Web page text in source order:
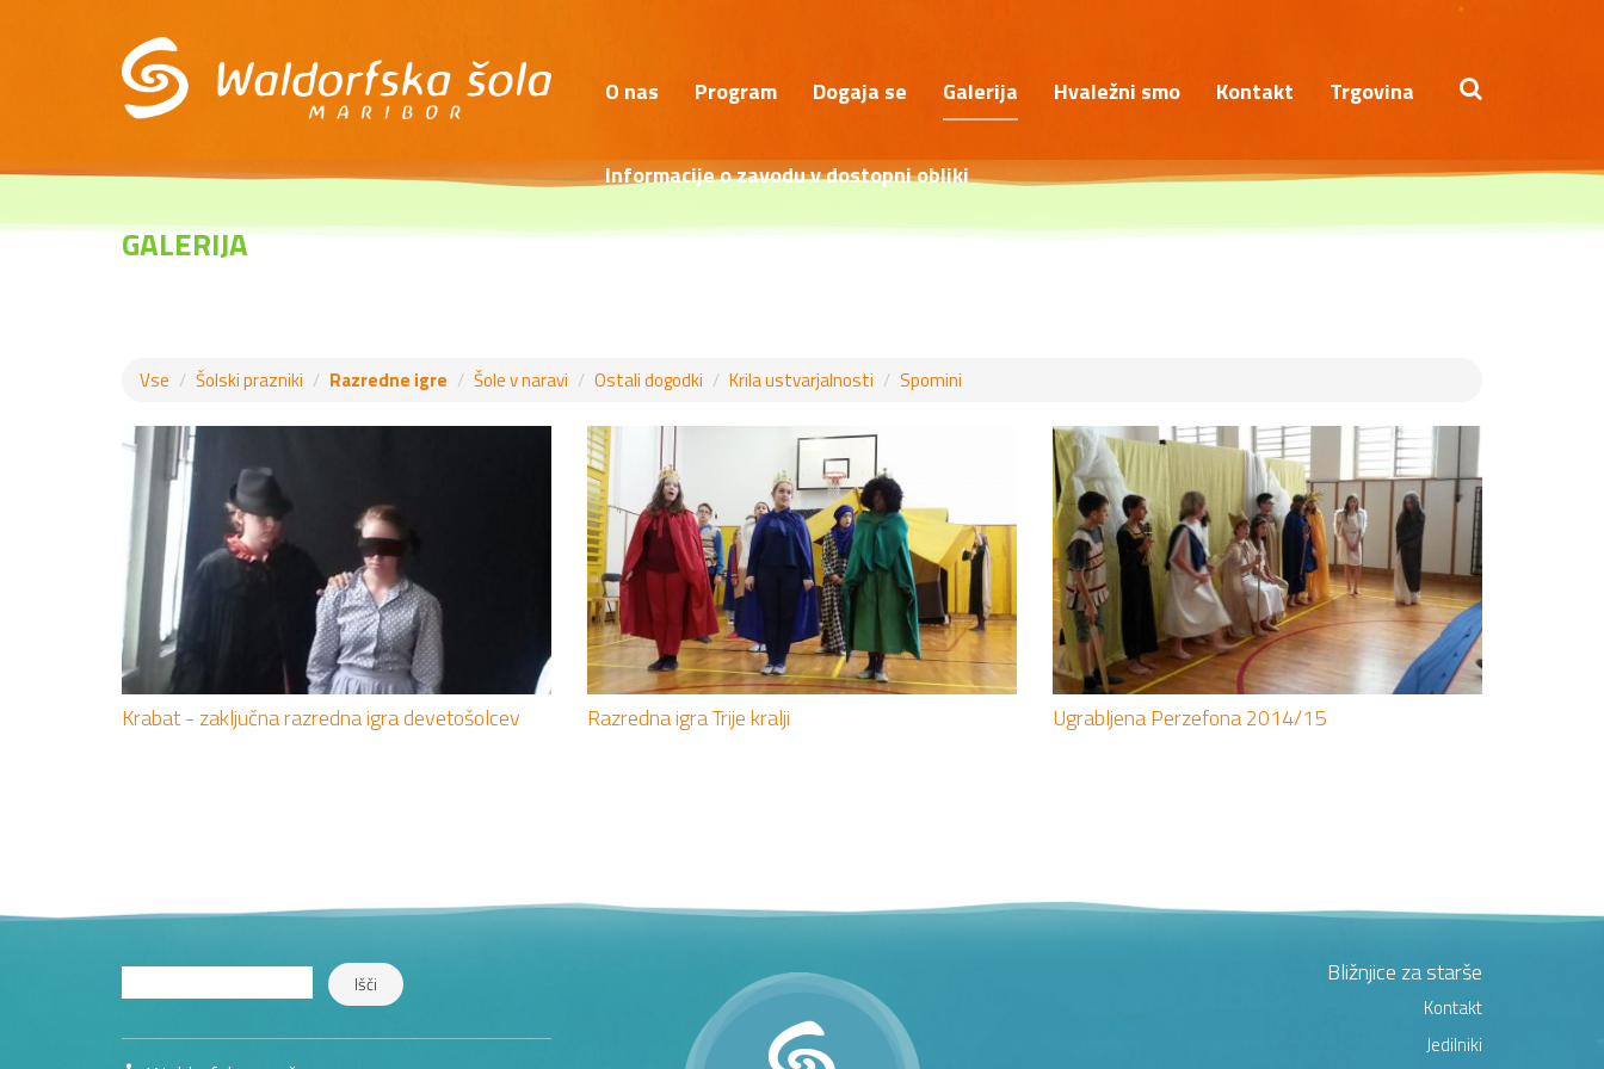
*
O nas Program Dogaja se Galerija Hvaležni smo Kontakt Trgovina
Informacije o zavodu v dostopni obliki
GALERIJA
Vse Šolski prazniki Razredne igre Šole v naravi Ostali dogodki Krila ustvarjalnosti Spomini
Krabat - zaključna razredna igra devetošolcev Razredna igra Trije kralji Ugrabljena Perzefona 2014/15
Bližnjice za starše
Kontakt
Jedilniki